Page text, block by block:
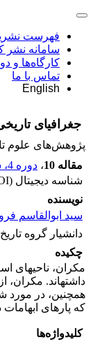
فهرست
سامانه نشر
کارگاه‌ها و
تماس با ما
English
جغرافیای
پژوهش‌های علوم
مقاله 10
، دوره 4، شماره 1
شناسه دیجیتال (DOI):
نویسنده
سید ابوالقاسم
دانشیار گروه
چکیده
مکران، ناحیهای
داشتهاند. مکران،
همچنین، در مورد
که پارهای
کلیدواژه‌ها